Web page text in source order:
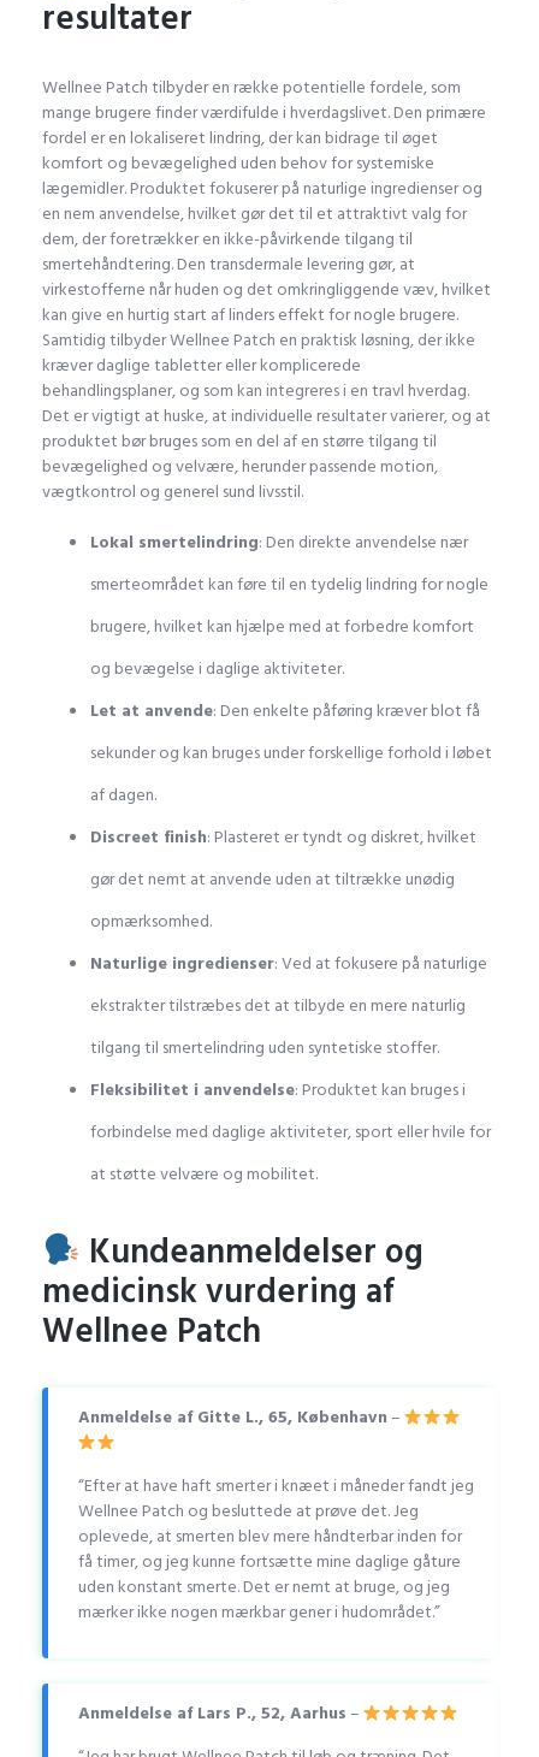
resultater
Wellnee Patch tilbyder en række potentielle fordele, som
mange brugere finder værdifulde i hverdagslivet. Den primære
fordel er en lokaliseret lindring, der kan bidrage til øget
komfort og bevægelighed uden behov for systemiske
lægemidler. Produktet fokuserer på naturlige ingredienser og
en nem anvendelse, hvilket gør det til et attraktivt valg for
dem, der foretrækker en ikke-påvirkende tilgang til
smertehåndtering. Den transdermale levering gør, at
virkestofferne når huden og det omkringliggende væv, hvilket
kan give en hurtig start af linders effekt for nogle brugere.
Samtidig tilbyder Wellnee Patch en praktisk løsning, der ikke
kræver daglige tabletter eller komplicerede
behandlingsplaner, og som kan integreres i en travl hverdag.
Det er vigtigt at huske, at individuelle resultater varierer, og at
produktet bør bruges som en del af en større tilgang til
bevægelighed og velvære, herunder passende motion,
vægtkontrol og generel sund livsstil.
Lokal smertelindring: Den direkte anvendelse nær
smerteområdet kan føre til en tydelig lindring for nogle
brugere, hvilket kan hjælpe med at forbedre komfort
og bevægelse i daglige aktiviteter.
Let at anvende: Den enkelte påføring kræver blot få
sekunder og kan bruges under forskellige forhold i løbet
af dagen.
Discreet finish: Plasteret er tyndt og diskret, hvilket
gør det nemt at anvende uden at tiltrække unødig
opmærksomhed.
Naturlige ingredienser: Ved at fokusere på naturlige
ekstrakter tilstræbes det at tilbyde en mere naturlig
tilgang til smertelindring uden syntetiske stoffer.
Fleksibilitet i anvendelse: Produktet kan bruges i
forbindelse med daglige aktiviteter, sport eller hvile for
at støtte velvære og mobilitet.
Kundeanmeldelser og
medicinsk vurdering af
Wellnee Patch
Anmeldelse af Gitte L., 65, København–
“Efter at have haft smerter i knæet i måneder fandt jeg
Wellnee Patch og besluttede at prøve det. Jeg
oplevede, at smerten blev mere håndterbar inden for
få timer, og jeg kunne fortsætte mine daglige gåture
uden konstant smerte. Det er nemt at bruge, og jeg
mærker ikke nogen mærkbar gener i hudområdet.”
Anmeldelse af Lars P., 52, Aarhus–